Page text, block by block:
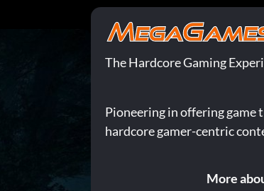
The Hardcore Gaming
Pioneering in offering game
hardcore gamer-centric
More